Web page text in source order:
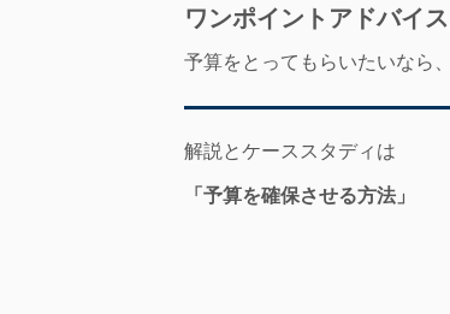
​ワンポイントアドバイス
予算をとってもらいたいなら
解説とケーススタディは
「予算を確保させる方法」